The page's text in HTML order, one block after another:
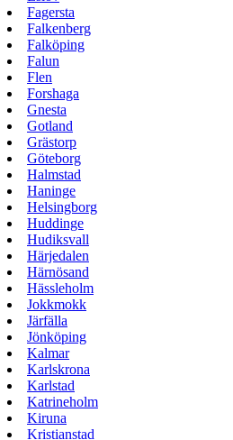
Fagersta
Falkenberg
Falköping
Falun
Flen
Forshaga
Gnesta
Gotland
Grästorp
Göteborg
Halmstad
Haninge
Helsingborg
Huddinge
Hudiksvall
Härjedalen
Härnösand
Hässleholm
Jokkmokk
Järfälla
Jönköping
Kalmar
Karlskrona
Karlstad
Katrineholm
Kiruna
Kristianstad